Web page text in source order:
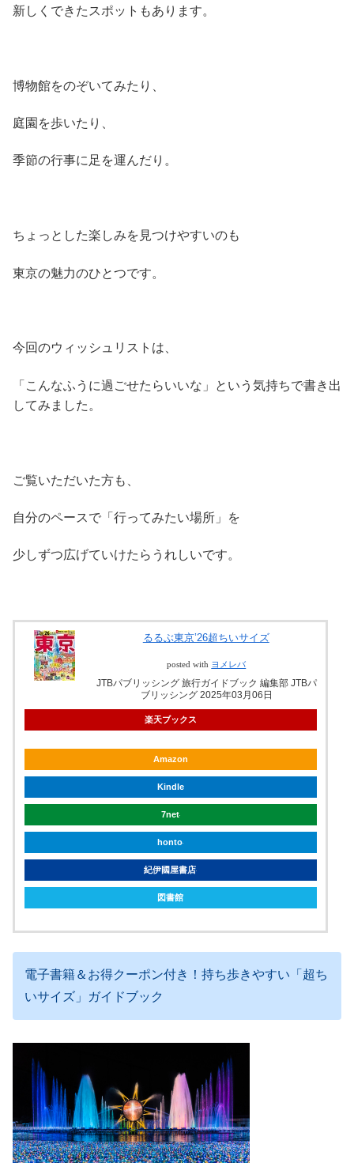
新しくできたスポットもあります。
博物館をのぞいてみたり、
庭園を歩いたり、
季節の行事に足を運んだり。
ちょっとした楽しみを見つけやすいのも
東京の魅力のひとつです。
今回のウィッシュリストは、
「こんなふうに過ごせたらいいな」という気持ちで書き出
してみました。
ご覧いただいた方も、
自分のペースで「行ってみたい場所」を
少しずつ広げていけたらうれしいです。
るるぶ東京’26超ちいサイズ
posted with ヨメレバ
JTBパブリッシング 旅行ガイドブック 編集部 JTBパ
ブリッシング 2025年03月06日
楽天ブックス
Amazon
Kindle
7net
honto
紀伊國屋書店
図書館
電子書籍＆お得クーポン付き！持ち歩きやすい「超ち
いサイズ」ガイドブック